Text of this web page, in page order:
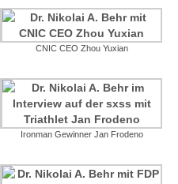
CNIC CEO Zhou Yuxian
Ironman Gewinner Jan Frodeno